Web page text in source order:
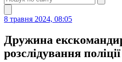
8 травня 2024, 08:05
Дружина
розслідування поліції